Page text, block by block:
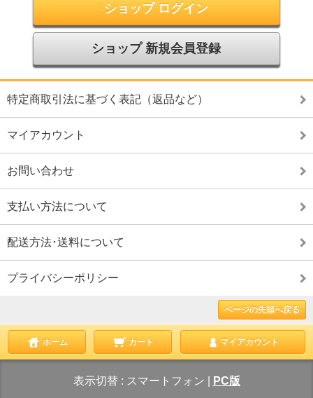
ショップ ログイン
ショップ 新規会員登録
特定商取引法に基づく表記（返品など）
マイアカウント
お問い合わせ
支払い方法について
配送方法･送料について
プライバシーポリシー
ページの先頭へ戻る
ホーム カート マイアカウント
表示切替 : スマートフォン PC版